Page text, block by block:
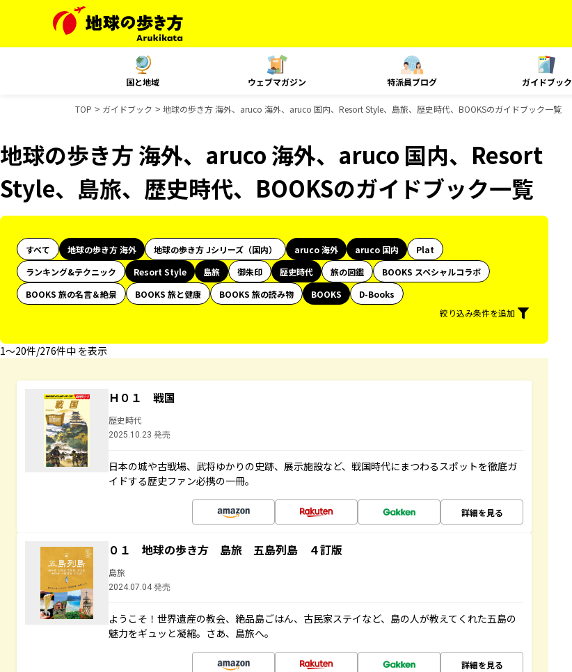
国と地域 ウェブマガジン 特派員ブログ ガイドブック
TOP ガイドブック 地球の歩き方 海外、aruco 海外、aruco 国内、Resort Style、島旅、歴史時代、BOOKSのガイドブック一覧
地球の歩き方 海外、aruco 海外、aruco 国内、Resort
Style、島旅、歴史時代、BOOKSのガイドブック一覧
すべて 地球の歩き方 海外 地球の歩き方 Jシリーズ（国内） aruco 海外 aruco 国内
Plat
ランキング&テクニック
Resort Style 島旅 御朱印 歴史時代 旅の図鑑
BOOKS スペシャルコラボ
BOOKS 旅の名言＆絶景
BOOKS 旅と健康 BOOKS 旅の読み物 BOOKS
D-Books
絞り込み条件を追加
1〜20件/276件中 を表示
Ｈ０１ 戦国
歴史時代
2025.10.23 発売
日本の城や古戦場、武将ゆかりの史跡、展示施設など、戦国時代にまつわるスポットを徹底ガ
イドする歴史ファン必携の一冊。
詳細を見る
０１ 地球の歩き方 島旅 五島列島 ４訂版
島旅
2024.07.04 発売
ようこそ！世界遺産の教会、絶品島ごはん、古民家ステイなど、島の人が教えてくれた五島の
魅力をギュッと凝縮。さあ、島旅へ。
詳細を見る